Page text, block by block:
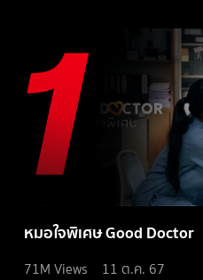
หมอใจพิเศษ Good Doctor
71M Views 11 ต.ค. 67